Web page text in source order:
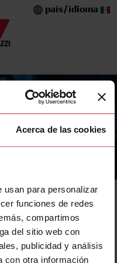
Acerca de las cookies
usan para personalizar
funciones de redes
compartimos
del sitio web con
publicidad y análisis
con otra información
país/idioma